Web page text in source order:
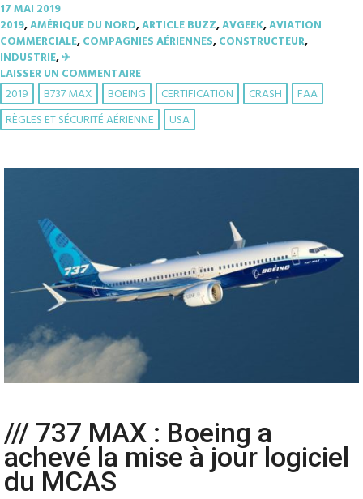
17 MAI 2019
2019,AMÉRIQUE DU NORD,ARTICLE BUZZ,AVGEEK,AVIATION
COMMERCIALE,COMPAGNIES AÉRIENNES,CONSTRUCTEUR,
INDUSTRIE,✈︎
LAISSER UN COMMENTAIRE
2019 B737 MAX BOEING CERTIFICATION CRASH
FAA
RÈGLES ET SÉCURITÉ AÉRIENNE
USA
/// 737 MAX : Boeing a
achevé la mise à jour logiciel
du MCAS